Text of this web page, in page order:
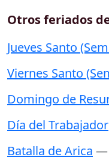
Otros feriados
Jueves Santo
Viernes Santo
Domingo de
Día del Trabajador
Batalla de Arica —